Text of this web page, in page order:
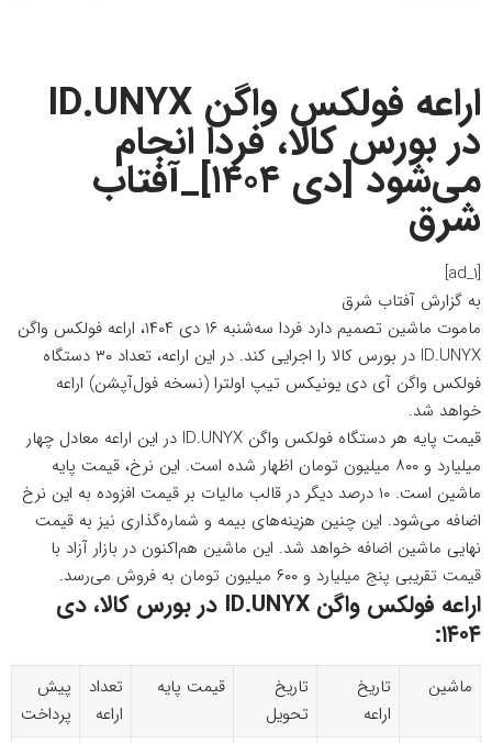
اراعه فولکس واگن ID.UNYX
در بورس کالا، فردا انجام
می‌شود [دی ۱۴۰۴]_آفتاب
شرق
[ad_1]
به گزارش آفتاب شرق
ماموت ماشین تصمیم دارد فردا سه‌شنبه ۱۶ دی‌ ۱۴۰۴، اراعه فولکس واگن
ID.UNYX در بورس کالا را اجرایی کند. در این اراعه، تعداد ۳۰ دستگاه
فولکس واگن آی دی یونیکس تیپ اولترا (نسخه فول‌آپشن) اراعه
خواهد شد.
قیمت پایه هر دستگاه فولکس واگن ID.UNYX در این اراعه معادل چهار
میلیارد و ۸۰۰ میلیون تومان اظهار شده است. این نرخ، قیمت پایه
ماشین است. ۱۰ درصد دیگر در قالب مالیات بر قیمت افزوده به این نرخ
اضافه می‌شود. این چنین هزینه‌های بیمه و شماره‌گذاری نیز به قیمت
نهایی ماشین اضافه خواهد شد. این ماشین هم‌اکنون در بازار آزاد با
قیمت تقریبی پنج میلیارد و ۶۰۰ میلیون تومان به فروش می‌رسد.
اراعه فولکس واگن ID.UNYX در بورس کالا، دی
۱۴۰۴:
ماشین
تاریخ
اراعه
تاریخ
تحویل
قیمت پایه
تعداد
اراعه
پیش
پرداخت